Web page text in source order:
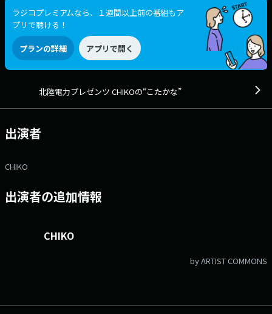
ラジコプレミアムなら、１週間以上前の番組もア
プリで聴ける！
プランの詳細 アプリで開く
北陸電力プレゼンツ CHIKOの“こたかな”
出演者
CHIKO
出演者の追加情報
CHIKO
by ARTIST COMMONS